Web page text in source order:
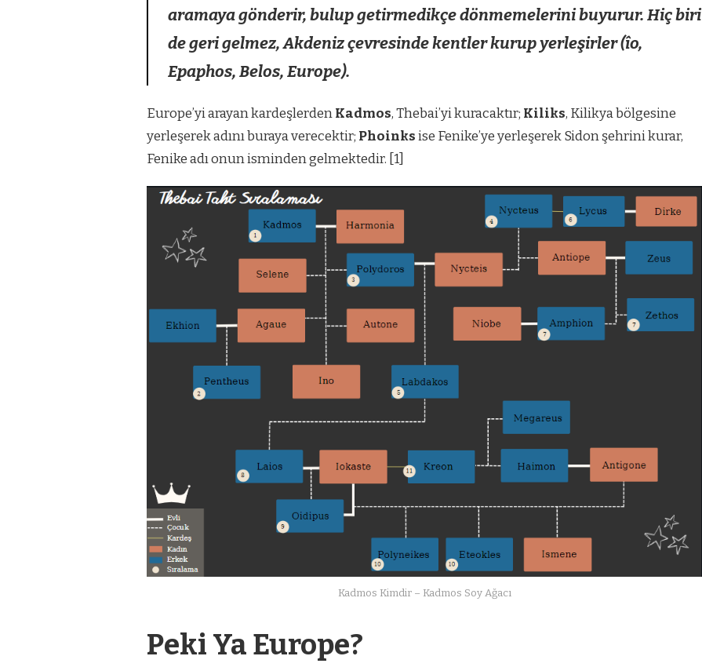
aramaya gönderir, bulup getirmedikçe dönmemelerini buyurur. Hiç biri
de geri gelmez, Akdeniz çevresinde kentler kurup yerleşirler (îo,
Epaphos, Belos, Europe).
Europe’yi arayan kardeşlerdenKadmos, Thebai’yi kuracaktır; Kiliks, Kilikya bölgesine
yerleşerek adını buraya verecektir; Phoinksise Fenike’ye yerleşerek Sidon şehrini kurar,
Fenike adı onun isminden gelmektedir. [1]
Kadmos Kimdir – Kadmos Soy Ağacı
Peki Ya Europe?